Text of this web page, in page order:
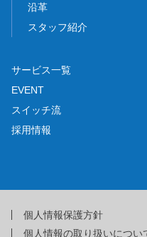
沿革
スタッフ紹介
サービス一覧
EVENT
スイッチ流
採用情報
個人情報保護方針
個人情報の取り扱いについ